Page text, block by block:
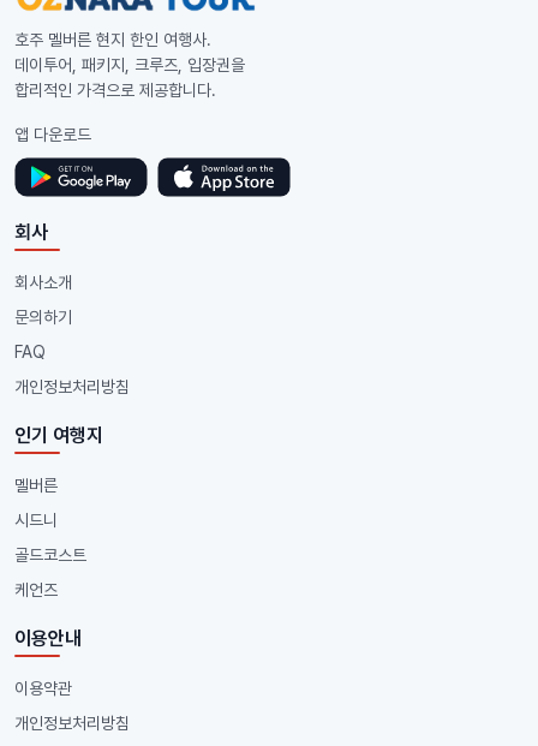
호주 멜버른 현지 한인 여행사.
데이투어, 패키지, 크루즈, 입장권을
합리적인 가격으로 제공합니다.
앱 다운로드
회사
회사소개
문의하기
FAQ
개인정보처리방침
인기 여행지
멜버른
시드니
골드코스트
케언즈
이용안내
이용약관
개인정보처리방침